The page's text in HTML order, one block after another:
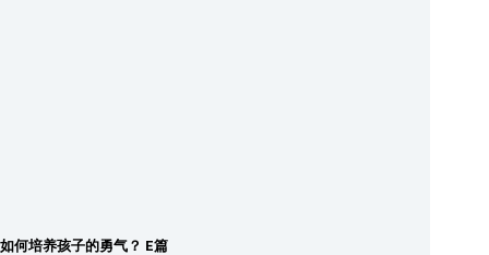
如何培养孩子的勇气？ E篇